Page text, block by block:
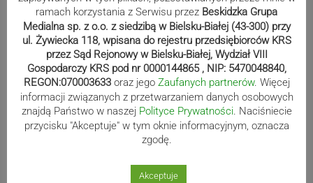
polo. Kilkadziesiąt drużyn z całej
Europy rywalizowało przez trzy dni
Nakamura z dubletem w Wiśle.
Dyskwalifikacja Waszka zmieniła
klasyfikację Polaków
ramach korzystania z Serwisu przez Beskidzka Grupa
Medialna sp. z o.o. z siedzibą w Bielsku-Białej (43-300) przy
ul. Żywiecka 118, wpisana do rejestru przedsiębiorców KRS
przez Sąd Rejonowy w Bielsku-Białej, Wydział VIII
Gospodarczy KRS pod nr 0000144865 , NIP: 5470048840,
REGON:070003633 oraz jego Zaufanych partnerów. Więcej
informacji związanych z przetwarzaniem danych osobowych
znajdą Państwo w naszej Polityce Prywatności. Naciśniecie
przycisku "Akceptuje" w tym oknie informacyjnym, oznacza
zgodę.
Akceptuje